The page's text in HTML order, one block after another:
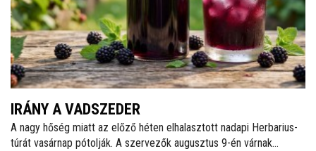
IRÁNY A VADSZEDER
A nagy hőség miatt az előző héten elhalasztott nadapi Herbarius-
túrát vasárnap pótolják. A szervezők augusztus 9-én várnak